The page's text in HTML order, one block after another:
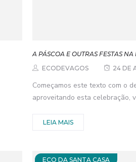
A PÁSCOA E OUTRAS FESTAS
ECODEVAGOS
24 DE
Começamos este texto com o
aproveitando esta celebração,
LEIA MAIS
ECO DA SANTA CASA